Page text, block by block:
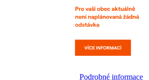
Podrobné informace